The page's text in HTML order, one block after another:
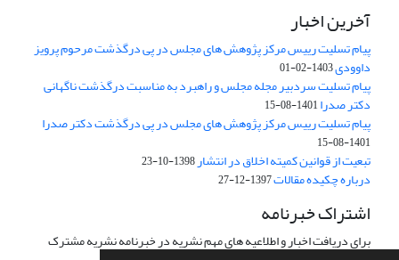
آخرین اخبار
پیام تسلیت رییس مرکز پژوهش های مجلس در پی درگذشت مرحوم پرویز
داوودی1403-02-01
پیام تسلیت سردبیر مجله مجلس و راهبرد به مناسبت درگذشت ناگهانی
دکتر صدرا1401-08-15
پیام تسلیت رییس مرکز پژوهش های مجلس در پی درگذشت دکتر صدرا
1401-08-15
تبعیت از قوانین کمیته اخلاق در انتشار1398-10-23
درباره چکیده مقالات1397-12-27
اشتراک خبرنامه
برای دریافت اخبار و اطلاعیه های مهم نشریه در خبرنامه نشریه مشترک